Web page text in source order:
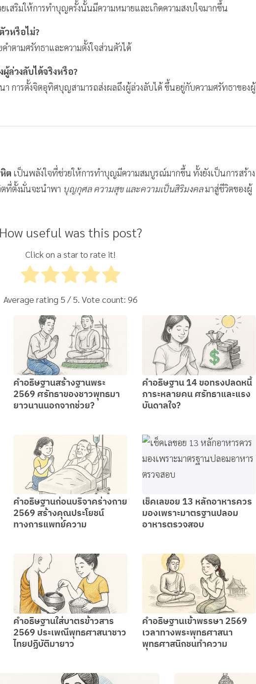
เสริมให้การทำบุญครั้งนั้นมีความหมายและเกิดความสงบใจมากขึ้น
หรือไม่?
ำตามศรัทธาและความตั้งใจส่วนตัวได้
ล่วงลับได้จริงหรือ?
การตั้งจิตอุทิศบุญสามารถส่งผลถึงผู้ล่วงลับได้ ขึ้นอยู่กับความศรัทธาของผู้
ต เป็นพลังใจที่ช่วยให้การทำบุญมีความสมบูรณ์มากขึ้น ทั้งยังเป็นการสร้าง
ที่ตั้งมั่นจะนำพา บุญกุศล ความสุข และความเป็นสิริมงคลมาสู่ชีวิตของผู้
How useful was this post?
Click on a star to rate it!
Average rating 5 / 5. Vote count: 96
คำอธิษฐานสร้างฐานพระ
2569 ศรัทธาของชาวพุทธมา
ยาวนานนอกจากช่วย?
คำอธิษฐาน 14 ขอทรงปลดหนี้
ภาระหลายคน ศรัทธาและแรง
บันดาลใจ?
คำอธิษฐานก่อนบริจาคร่างกาย
2569 สร้างคุณประโยชน์
ทางการแพทย์ความ
เช็คเลขอย 13 หลักอาหารควร
มองเพราะมาตรฐานปลอม
อาหารตรวจสอบ
คำอธิษฐานใส่บาตรข้าวสาร
2569 ประเพณีพุทธศาสนาชาว
ไทยปฏิบัติมายาว
คำอธิษฐานเข้าพรรษา 2569
เวลาทางพระพุทธศาสนา
พุทธศาสนิกชนทำความ